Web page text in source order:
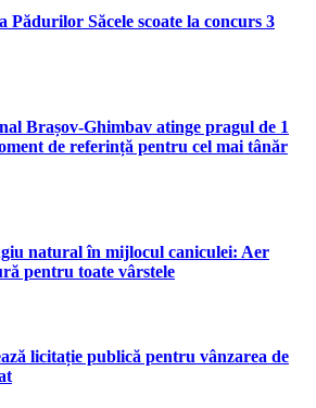
Pădurilor Săcele scoate la concurs 3
Brașov‑Ghimbav atinge pragul de 1
de referință pentru cel mai tânăr
natural în mijlocul caniculei: Aer
pentru toate vârstele
licitație publică pentru vânzarea de